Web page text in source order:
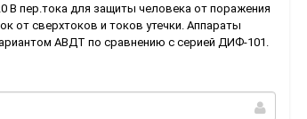
В пер.тока для защиты человека от поражения
от сверхтоков и токов утечки. Аппараты
АВДТ по сравнению с серией ДИФ-101.